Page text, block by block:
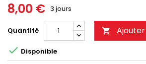
8,00 € 3 jours
Quantité 
 Disponible